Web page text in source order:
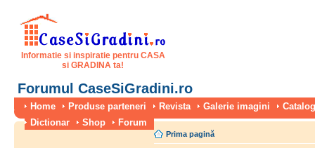
Informatie si inspiratie pentru CASA
si GRADINA ta!
Forumul CaseSiGradini.ro
Home Produse parteneri Revista Galerie imagini
Dictionar
Shop Forum
Prima pagină